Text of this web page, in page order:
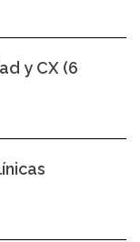
y CX (6